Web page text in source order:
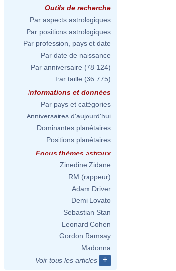
Outils de recherche
Par aspects astrologiques
Par positions astrologiques
Par profession, pays et date
Par date de naissance
Par anniversaire (78 124)
Par taille (36 775)
Informations et données
Par pays et catégories
Anniversaires d'aujourd'hui
Dominantes planétaires
Positions planétaires
Focus thèmes astraux
Zinedine Zidane
RM (rappeur)
Adam Driver
Demi Lovato
Sebastian Stan
Leonard Cohen
Gordon Ramsay
Madonna
Voir tous les articles
+